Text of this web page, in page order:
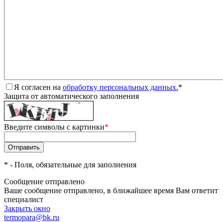
Я согласен на обработку персональных данных.*
Защита от автоматического заполнения
Введите символы с картинки*
* - Поля, обязательные для заполнения
Сообщение отправлено
Ваше сообщение отправлено, в ближайшее время Вам ответит
специалист
Закрыть окно
termopara@bk.ru